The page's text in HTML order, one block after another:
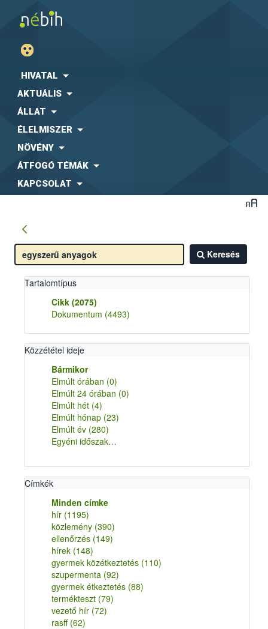
HIVATAL
AKTUÁLIS
ÁLLAT
ÉLELMISZER
NÖVÉNY
ÁTFOGÓ TÉMÁK
KAPCSOLAT
Keresés
Tartalomtípus
Cikk (2075)
Dokumentum (4493)
Közzététel ideje
Bármikor
Elmúlt órában (0)
Elmúlt 24 órában (0)
Elmúlt hét (4)
Elmúlt hónap (23)
Elmúlt év (280)
Egyéni időszak…
Címkék
Minden címke
hír (1195)
közlemény (390)
ellenőrzés (149)
hírek (148)
gyermek közétkeztetés (110)
szupermenta (92)
gyermek étkeztetés (88)
termékteszt (79)
vezető hír (72)
rasff (62)